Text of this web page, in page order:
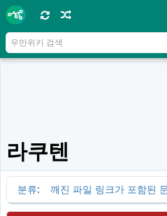
라쿠텐
분류: 깨진 파일 링크가 포함된